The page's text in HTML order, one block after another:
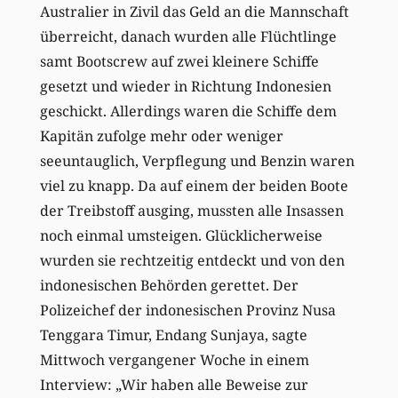
Australier in Zivil das Geld an die Mannschaft
überreicht, danach wurden alle Flüchtlinge
samt Bootscrew auf zwei kleinere Schiffe
gesetzt und wieder in Richtung Indonesien
geschickt. Allerdings waren die Schiffe dem
Kapitän zufolge mehr oder weniger
seeuntauglich, Verpflegung und Benzin waren
viel zu knapp. Da auf einem der beiden Boote
der Treibstoff ausging, mussten alle Insassen
noch einmal umsteigen. Glücklicherweise
wurden sie rechtzeitig entdeckt und von den
indonesischen Behörden gerettet. Der
Polizeichef der indonesischen Provinz Nusa
Tenggara Timur, Endang Sunjaya, sagte
Mittwoch vergangener Woche in einem
Interview: „Wir haben alle Beweise zur